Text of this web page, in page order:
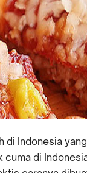
di Indonesia
di